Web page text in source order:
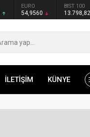
EURO
54,9560
BIST 100
13.798,82
İLETİŞİM KÜNYE